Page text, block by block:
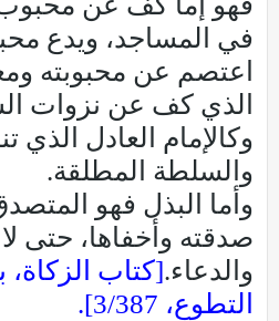
في المساجد، ويدع
اعتصم عن محبوبته
الذي كف عن نزوات
وكالإمام العادل الذي
والسلطة المطلقة.
وأما البذل فهو
صدقته وأخفاها، حتى لا
والدعاء.[كتاب
التطوع، 3/387].